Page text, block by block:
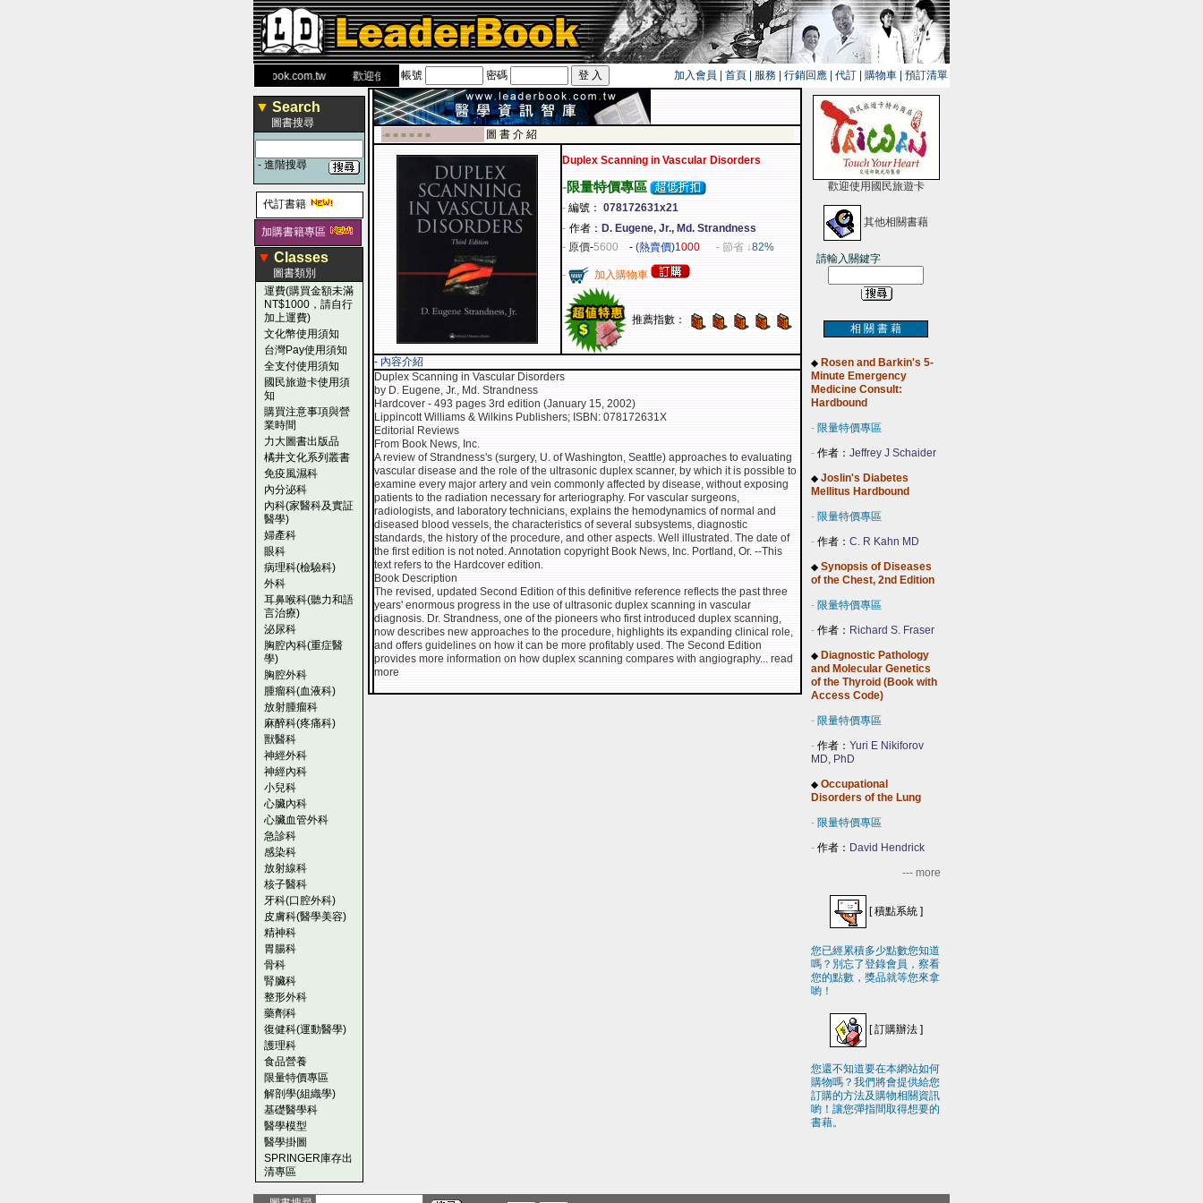
www.leaderbook.com.tw歡迎使用 國民旅遊卡！！
帳號 密碼 加入會員 首頁 服務 行銷回應 代訂 購物車 預訂清單
▼ Search
圖書搜尋
- 進階搜尋
代訂書籍
加購書籍專區
▼ Classes
圖書類別
運費(購買金額未滿
NT$1000，請自行
加上運費)
文化幣使用須知
台灣Pay使用須知
全支付使用須知
國民旅遊卡使用須
知
購買注意事項與營
業時間
力大圖書出版品
橘井文化系列叢書
免疫風濕科
內分泌科
內科(家醫科及實証
醫學)
婦產科
眼科
病理科(檢驗科)
外科
耳鼻喉科(聽力和語
言治療)
泌尿科
胸腔內科(重症醫
學)
胸腔外科
腫瘤科(血液科)
放射腫瘤科
麻醉科(疼痛科)
獸醫科
神經外科
神經內科
小兒科
心臟內科
心臟血管外科
急診科
感染科
放射線科
核子醫科
牙科(口腔外科)
皮膚科(醫學美容)
精神科
胃腸科
骨科
腎臟科
整形外科
藥劑科
復健科(運動醫學)
護理科
食品營養
限量特價專區
解剖學(組織學)
基礎醫學科
醫學模型
醫學掛圖
SPRINGER庫存出
清專區
-■ ■ ■ ■ ■ ■ 圖 書 介 紹
Duplex Scanning in Vascular Disorders
-限量特價專區
- 編號： 078172631x21
- 作者： D. Eugene, Jr., Md. Strandness
- 原價-5600 - (熱賣價)1000 - 節省 ↓82%
- 加入購物車
推薦指數：
- 內容介紹
Duplex Scanning in Vascular Disorders
by D. Eugene, Jr., Md. Strandness
Hardcover - 493 pages 3rd edition (January 15, 2002)
Lippincott Williams & Wilkins Publishers; ISBN: 078172631X
Editorial Reviews
From Book News, Inc.
A review of Strandness's (surgery, U. of Washington, Seattle) approaches to evaluating
vascular disease and the role of the ultrasonic duplex scanner, by which it is possible to
examine every major artery and vein commonly affected by disease, without exposing
patients to the radiation necessary for arteriography. For vascular surgeons,
radiologists, and laboratory technicians, explains the hemodynamics of normal and
diseased blood vessels, the characteristics of several subsystems, diagnostic
standards, the history of the procedure, and other aspects. Well illustrated. The date of
the first edition is not noted. Annotation copyright Book News, Inc. Portland, Or. --This
text refers to the Hardcover edition.
Book Description
The revised, updated Second Edition of this definitive reference reflects the past three
years' enormous progress in the use of ultrasonic duplex scanning in vascular
diagnosis. Dr. Strandness, one of the pioneers who first introduced duplex scanning,
now describes new approaches to the procedure, highlights its expanding clinical role,
and offers guidelines on how it can be more profitably used. The Second Edition
provides more information on how duplex scanning compares with angiography... read
more
歡迎使用國民旅遊卡
其他相關書藉
請輸入關鍵字
相 關 書 藉
◆ Rosen and Barkin's 5-
Minute Emergency
Medicine Consult:
Hardbound
- 限量特價專區
- 作者： Jeffrey J Schaider
◆ Joslin's Diabetes
Mellitus Hardbound
- 限量特價專區
- 作者： C. R Kahn MD
◆ Synopsis of Diseases
of the Chest, 2nd Edition
- 限量特價專區
- 作者： Richard S. Fraser
◆ Diagnostic Pathology
and Molecular Genetics
of the Thyroid (Book with
Access Code)
- 限量特價專區
- 作者： Yuri E Nikiforov
MD, PhD
◆ Occupational
Disorders of the Lung
- 限量特價專區
- 作者： David Hendrick
--- more
[積點系統 ]
您已經累積多少點數您知道
嗎？別忘了登錄會員，察看
您的點數，獎品就等您來拿
喲！
[訂購辦法]
您還不知道要在本網站如何
購物嗎？我們將會提供給您
訂購的方法及購物相關資訊
喲！讓您彈指間取得想要的
書藉。